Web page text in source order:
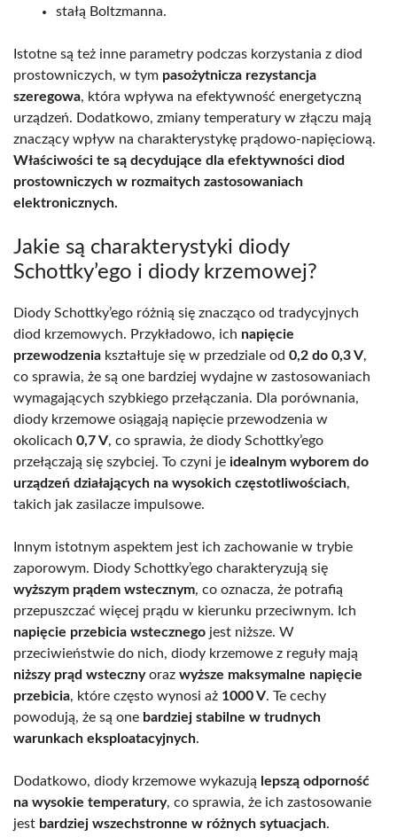
stałą Boltzmanna.
Istotne są też inne parametry podczas korzystania z diod
prostowniczych, w tym pasożytnicza rezystancja
szeregowa, która wpływa na efektywność energetyczną
urządzeń. Dodatkowo, zmiany temperatury w złączu mają
znaczący wpływ na charakterystykę prądowo-napięciową.
Właściwości te są decydujące dla efektywności diod
prostowniczych w rozmaitych zastosowaniach
elektronicznych.
Jakie są charakterystyki diody
Schottky’ego i diody krzemowej?
Diody Schottky’ego różnią się znacząco od tradycyjnych
diod krzemowych. Przykładowo, ich napięcie
przewodzenia kształtuje się w przedziale od 0,2 do 0,3 V,
co sprawia, że są one bardziej wydajne w zastosowaniach
wymagających szybkiego przełączania. Dla porównania,
diody krzemowe osiągają napięcie przewodzenia w
okolicach 0,7 V, co sprawia, że diody Schottky’ego
przełączają się szybciej. To czyni je idealnym wyborem do
urządzeń działających na wysokich częstotliwościach,
takich jak zasilacze impulsowe.
Innym istotnym aspektem jest ich zachowanie w trybie
zaporowym. Diody Schottky’ego charakteryzują się
wyższym prądem wstecznym, co oznacza, że potrafią
przepuszczać więcej prądu w kierunku przeciwnym. Ich
napięcie przebicia wstecznego jest niższe. W
przeciwieństwie do nich, diody krzemowe z reguły mają
niższy prąd wstecznyoraz wyższe maksymalne napięcie
przebicia, które często wynosi aż 1000 V. Te cechy
powodują, że są one bardziej stabilne w trudnych
warunkach eksploatacyjnych.
Dodatkowo, diody krzemowe wykazują lepszą odporność
na wysokie temperatury, co sprawia, że ich zastosowanie
jest bardziej wszechstronne w różnych sytuacjach.